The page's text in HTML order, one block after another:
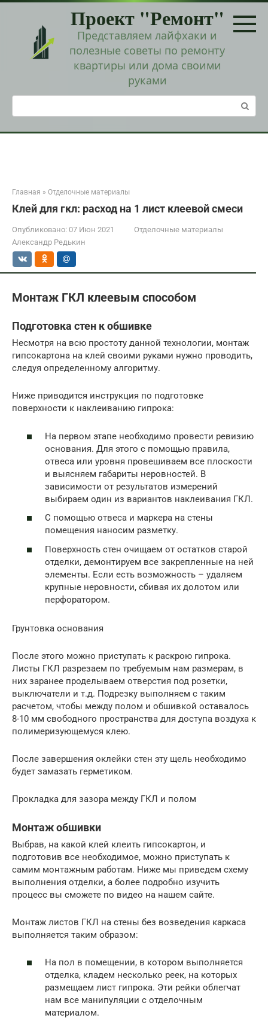
Перейти
Проект "Ремонт"
Представляем лайфхаки и
полезные советы по ремонту
квартиры или дома своими
руками
Поиск:
Главная » Отделочные материалы
Клей для гкл: расход на 1 лист клеевой смеси
Опубликовано: 07 Июн 2021
Отделочные материалы
Александр Редькин
Монтаж ГКЛ клеевым способом
Подготовка стен к обшивке
Несмотря на всю простоту данной технологии, монтаж
гипсокартона на клей своими руками нужно проводить,
следуя определенному алгоритму.
Ниже приводится инструкция по подготовке
поверхности к наклеиванию гипрока:
На первом этапе необходимо провести ревизию
основания. Для этого с помощью правила,
отвеса или уровня провешиваем все плоскости
и выясняем габариты неровностей. В
зависимости от результатов измерений
выбираем один из вариантов наклеивания ГКЛ.
С помощью отвеса и маркера на стены
помещения наносим разметку.
Поверхность стен очищаем от остатков старой
отделки, демонтируем все закрепленные на ней
элементы. Если есть возможность – удаляем
крупные неровности, сбивая их долотом или
перфоратором.
Грунтовка основания
После этого можно приступать к раскрою гипрока.
Листы ГКЛ разрезаем по требуемым нам размерам, в
них заранее проделываем отверстия под розетки,
выключатели и т.д. Подрезку выполняем с таким
расчетом, чтобы между полом и обшивкой оставалось
8-10 мм свободного пространства для доступа воздуха к
полимеризующемуся клею.
После завершения оклейки стен эту щель необходимо
будет замазать герметиком.
Прокладка для зазора между ГКЛ и полом
Монтаж обшивки
Выбрав, на какой клей клеить гипсокартон, и
подготовив все необходимое, можно приступать к
самим монтажным работам. Ниже мы приведем схему
выполнения отделки, а более подробно изучить
процесс вы сможете по видео на нашем сайте.
Монтаж листов ГКЛ на стены без возведения каркаса
выполняется таким образом:
На пол в помещении, в котором выполняется
отделка, кладем несколько реек, на которых
размещаем лист гипрока. Эти рейки облегчат
нам все манипуляции с отделочным
материалом.